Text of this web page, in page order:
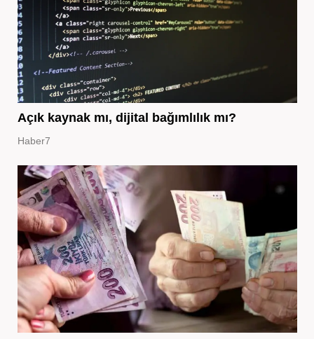
Açık kaynak mı, dijital bağımlılık mı?
Haber7